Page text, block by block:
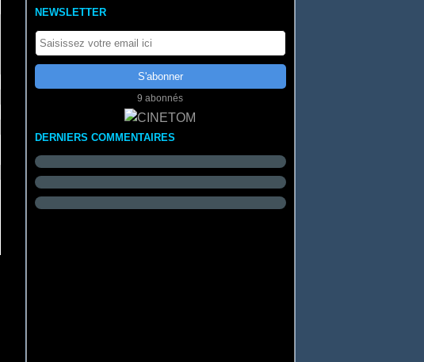
NEWSLETTER
9 abonnés
DERNIERS COMMENTAIRES